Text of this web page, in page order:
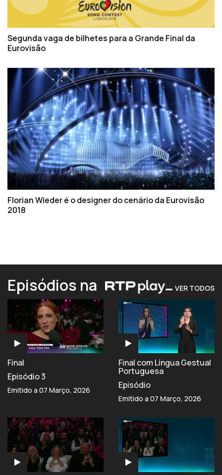
Segunda vaga de bilhetes para a Grande Final da
Eurovisão
Florian Wieder é o designer do cenário da Eurovisão
2018
Episódios na VER TODOS
Final
Episódio 3
Emitido a 07 Março, 2026
Final com Língua Gestual
Portuguesa
Episódio
Emitido a 07 Março, 2026